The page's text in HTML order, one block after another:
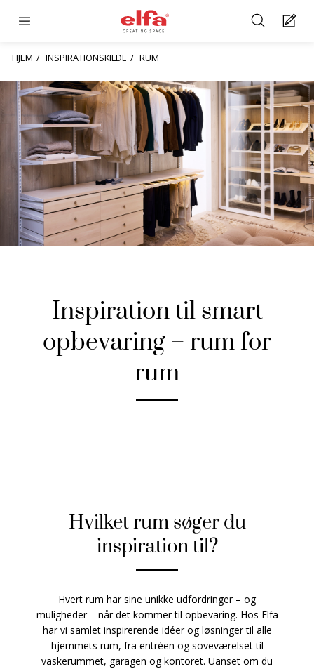
HJEM INSPIRATIONSKILDE RUM
Inspiration til smart
opbevaring – rum for
rum
Hvilket rum søger du
inspiration til?
Hvert rum har sine unikke udfordringer – og
muligheder – når det kommer til opbevaring. Hos Elfa
har vi samlet inspirerende idéer og løsninger til alle
hjemmets rum, fra entréen og soveværelset til
vaskerummet, garagen og kontoret. Uanset om du